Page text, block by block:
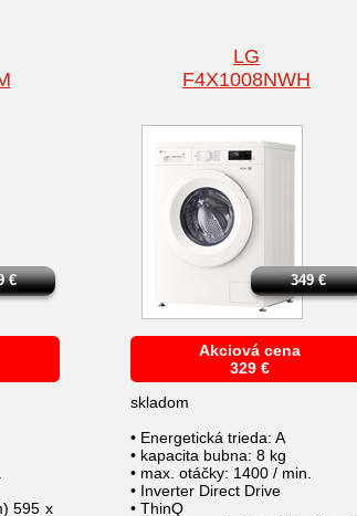
595 x
€
LG
F4X1008NWH
Akciová cena
329 €
skladom
• Energetická trieda: A
• kapacita bubna: 8 kg
• max. otáčky: 1400 / min.
• Inverter Direct Drive
• ThinQ
349€